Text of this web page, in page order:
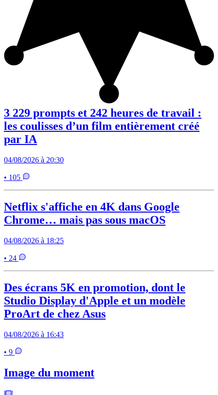
3 229 prompts et 242 heures de travail :
les coulisses d’un film entièrement créé
par IA
04/08/2026 à 20:30
• 105
Netflix s'affiche en 4K dans Google
Chrome… mais pas sous macOS
04/08/2026 à 18:25
• 24
Des écrans 5K en promotion, dont le
Studio Display d'Apple et un modèle
ProArt de chez Asus
04/08/2026 à 16:43
• 9
Image du moment